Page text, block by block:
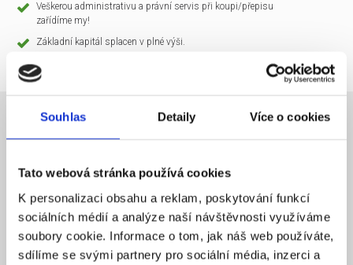
Souhlas Detaily Více o cookies
Tato webová stránka používá cookies
K personalizaci obsahu a reklam, poskytování funkcí
sociálních médií a analýze naší návštěvnosti využíváme
soubory cookie. Informace o tom, jak náš web používáte,
sdílíme se svými partnery pro sociální média, inzerci a
Veškerou administrativu a právní servis při koupi/přepisu
zařídíme my!
Základní kapitál splacen v plné výši.
NÁZEV SPOLEČNOSTI
SÍDLO
ZALOŽENO 2025
CENA OD * 15 900 Kč